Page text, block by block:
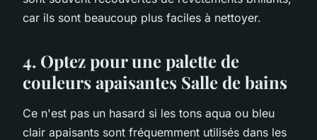
car ils sont beaucoup plus faciles à nettoyer.
4. Optez pour une palette de
couleurs apaisantes Salle de bains
Ce n'est pas un hasard si les tons aqua ou bleu
clair apaisants sont fréquemment utilisés dans les